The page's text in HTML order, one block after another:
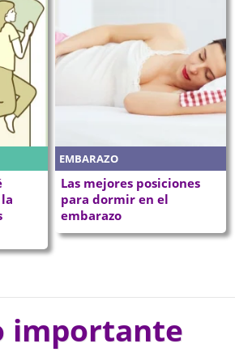
EMBARAZO
Las mejores posiciones
para dormir en el
embarazo
importante